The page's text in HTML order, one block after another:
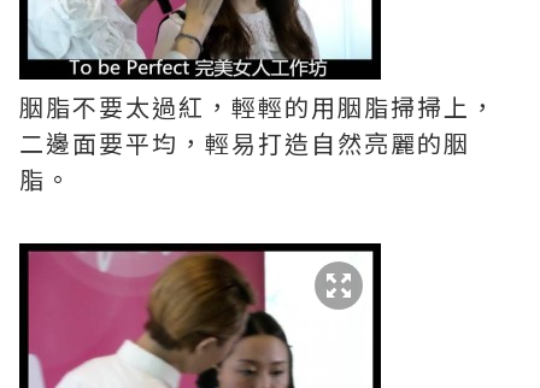
胭脂不要太過紅，輕輕的用胭脂掃掃上，
二邊面要平均，輕易打造自然亮麗的胭
脂。